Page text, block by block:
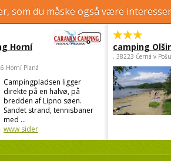
som du måske også være
Horní
Horní Planá
Campingpladsen ligger
direkte på en halvø, på
bredden af Lipno søen.
Sandet strand, tennisbaner
med ...
www sider
camping
, 38223 Černá v